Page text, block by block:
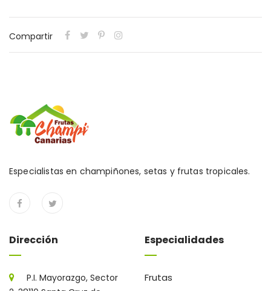
Compartir
Especialistas en champiñones, setas y frutas tropicales.
Dirección
P.I. Mayorazgo, Sector
Especialidades
Frutas